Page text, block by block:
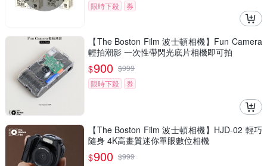
限時下殺
券
【The Boston Film 波士頓相機】Fun Camera
輕拍潮影 一次性帶閃光底片相機即可拍
$900 $999
限時下殺
券
【The Boston Film 波士頓相機】HJD-02 輕巧
隨身 4K高畫質迷你單眼數位相機
$900 $999